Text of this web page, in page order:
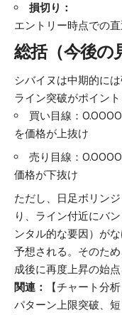
損切り：
エントリー時点での
総括（今後の
シバイヌは中期的に
ライン突破がポイント
買い目線：
を価格が上抜け
売り目線：
価格が下抜け
ただし、日足ボリン
り、ライン付近にバ
ンタル的な要因）が
予想される。そのた
成後に再度上昇の始
関連：
【チャート分
パターン上限突破、